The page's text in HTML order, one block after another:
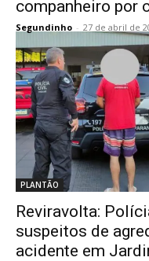
companheiro por
Segundinho - 27 de abril de
PLANTÃO
Reviravolta:
suspeitos de
acidente em